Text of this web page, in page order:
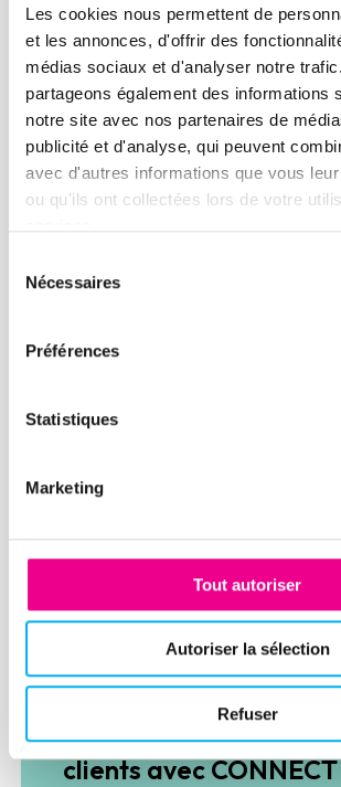
Les cookies nous permettent de
et les annonces, d'offrir des
médias sociaux et d'analyser notre
partageons également des informations
notre site avec nos partenaires de
publicité et d'analyse, qui peuvent
avec d'autres informations que vous
ou qu'ils ont collectées lors de votre
Nécessaires
Préférences
Statistiques
Marketing
Tout autoriser
Autoriser la sélection
Refuser
donnée pour automatiser la
qualifier les leads et renforcer
performance des équipes
commerciales.
Article
et TARGET
Sales•
la circulation de sa donnée
et TARGET d’Ellisphere. Une
commerciaux et accélérer la
SEPAMAT fiabilise sa
clients avec CONNECT